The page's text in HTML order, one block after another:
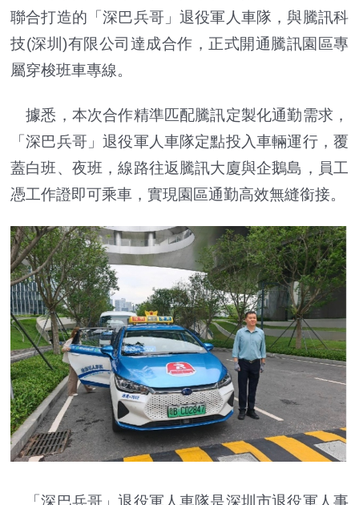
聯合打造的「深巴兵哥」退役軍人車隊，與騰訊科
技(深圳)有限公司達成合作，正式開通騰訊園區專
屬穿梭班車專線。
據悉，本次合作精準匹配騰訊定製化通勤需求，
「深巴兵哥」退役軍人車隊定點投入車輛運行，覆
蓋白班、夜班，線路往返騰訊大廈與企鵝島，員工
憑工作證即可乘車，實現園區通勤高效無縫銜接。
「深巴兵哥」退役軍人車隊是深圳市退役軍人事